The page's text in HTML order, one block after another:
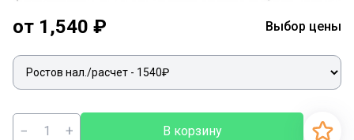
от 1,540 ₽ Выбор цены
− + В корзину